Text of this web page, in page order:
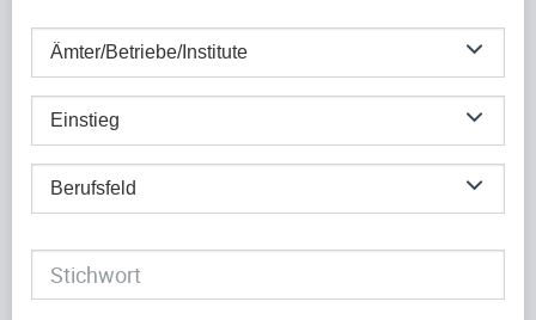
Ämter/Betriebe/Institute
Einstieg
Berufsfeld